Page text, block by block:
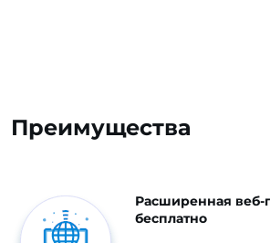
Преимущества
Расширенная веб-
бесплатно